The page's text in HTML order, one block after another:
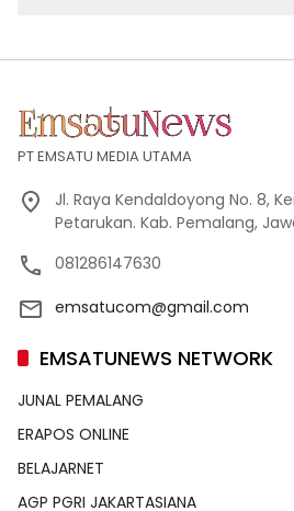
PT EMSATU MEDIA UTAMA
Jl. Raya Kendaldoyong No. 8,
Petarukan. Kab. Pemalang,
081286147630
emsatucom@gmail.com
EMSATUNEWS NETWORK
JUNAL PEMALANG
ERAPOS ONLINE
BELAJARNET
AGP PGRI JAKARTASIANA